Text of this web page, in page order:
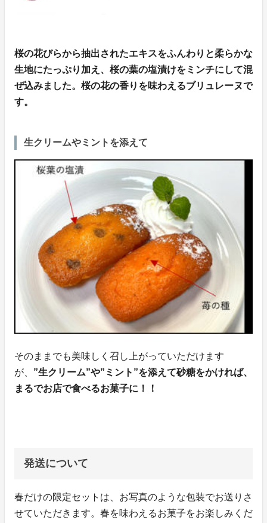
桜の花びらから抽出されたエキスをふんわりと柔らかな
生地にたっぷり加え、桜の葉の塩漬けをミンチにして混
ぜ込みました。桜の花の香りを味わえるブリュレーヌで
す。
生クリームやミントを添えて
そのままでも美味しく召し上がっていただけます
が、 ”生クリーム”や”ミント”を添えて砂糖をかければ、
まるでお店で食べるお菓子に！！
発送について
春だけの限定セットは、お写真のような包装でお送りさ
せていただきます。春を味わえるお菓子をお楽しみくだ